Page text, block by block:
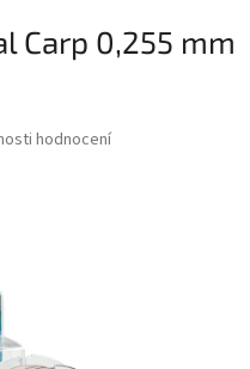
Carp 0,255 mm
hodnocení